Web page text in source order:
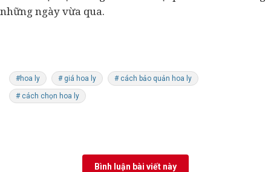
những ngày vừa qua.
#hoa ly # giá hoa ly # cách bảo quản hoa ly
# cách chọn hoa ly
Bình luận bài viết này